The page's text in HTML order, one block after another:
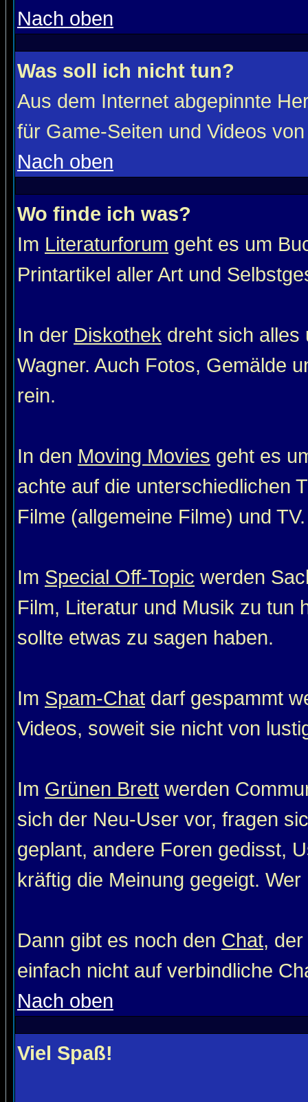
Nach oben
Was soll ich nicht tun?
Aus dem Internet abgepinnte
für Game-Seiten und Videos
Nach oben
Wo finde ich was?
Im Literaturforum geht es um
Printartikel aller Art und
In der Diskothek dreht sich alles
Wagner. Auch Fotos, Gemälde
rein.
In den Moving Movies geht es
achte auf die unterschiedlichen
Filme (allgemeine Filme) und
Im Special Off-Topic werden
Film, Literatur und Musik zu tun
sollte etwas zu sagen haben.
Im Spam-Chat darf gespammt
Videos, soweit sie nicht von
Im Grünen Brett werden
sich der Neu-User vor, fragen
geplant, andere Foren gedisst,
kräftig die Meinung gegeigt.
Dann gibt es noch den Chat,
einfach nicht auf verbindliche
Nach oben
Viel Spaß!